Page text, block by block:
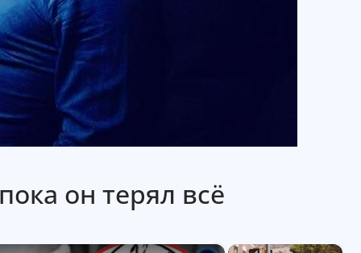
он терял всё
×
×